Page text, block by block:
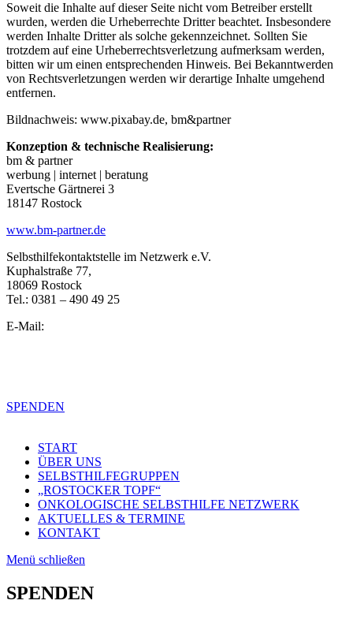
Soweit die Inhalte auf dieser Seite nicht vom Betreiber erstellt
wurden, werden die Urheberrechte Dritter beachtet. Insbesondere
werden Inhalte Dritter als solche gekennzeichnet. Sollten Sie
trotzdem auf eine Urheberrechtsverletzung aufmerksam werden,
bitten wir um einen entsprechenden Hinweis. Bei Bekanntwerden
von Rechtsverletzungen werden wir derartige Inhalte umgehend
entfernen.
Bildnachweis: www.pixabay.de, bm&partner
Konzeption & technische Realisierung:
bm & partner
werbung | internet | beratung
Evertsche Gärtnerei 3
18147 Rostock
www.bm-partner.de
Selbsthilfekontaktstelle im Netzwerk e.V.
Kuphalstraße 77,
18069 Rostock
Tel.: 0381 – 490 49 25
E-Mail:
SPENDEN
START
ÜBER UNS
SELBSTHILFEGRUPPEN
„ROSTOCKER TOPF“
ONKOLOGISCHE SELBSTHILFE NETZWERK
AKTUELLES & TERMINE
KONTAKT
Menü schließen
SPENDEN